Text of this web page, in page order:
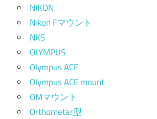
NIKON
Nikon Fマウント
NKS
OLYMPUS
Olympus ACE
Olympus ACE mount
OMマウント
Orthometar型